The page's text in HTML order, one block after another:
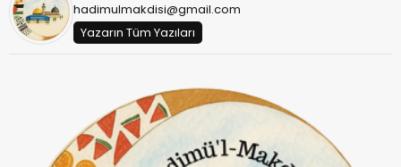
hadimulmakdisi@gmail.com
Yazarın Tüm Yazıları